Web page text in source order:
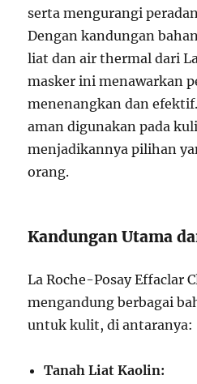
serta mengurangi
Dengan kandungan
liat dan air thermal dari
masker ini menawarkan
menenangkan dan
aman digunakan pada
menjadikannya pilihan
orang.
Kandungan Utama
La Roche-Posay Effaclar
mengandung berbagai
untuk kulit, di antaranya:
Tanah Liat Kaolin: